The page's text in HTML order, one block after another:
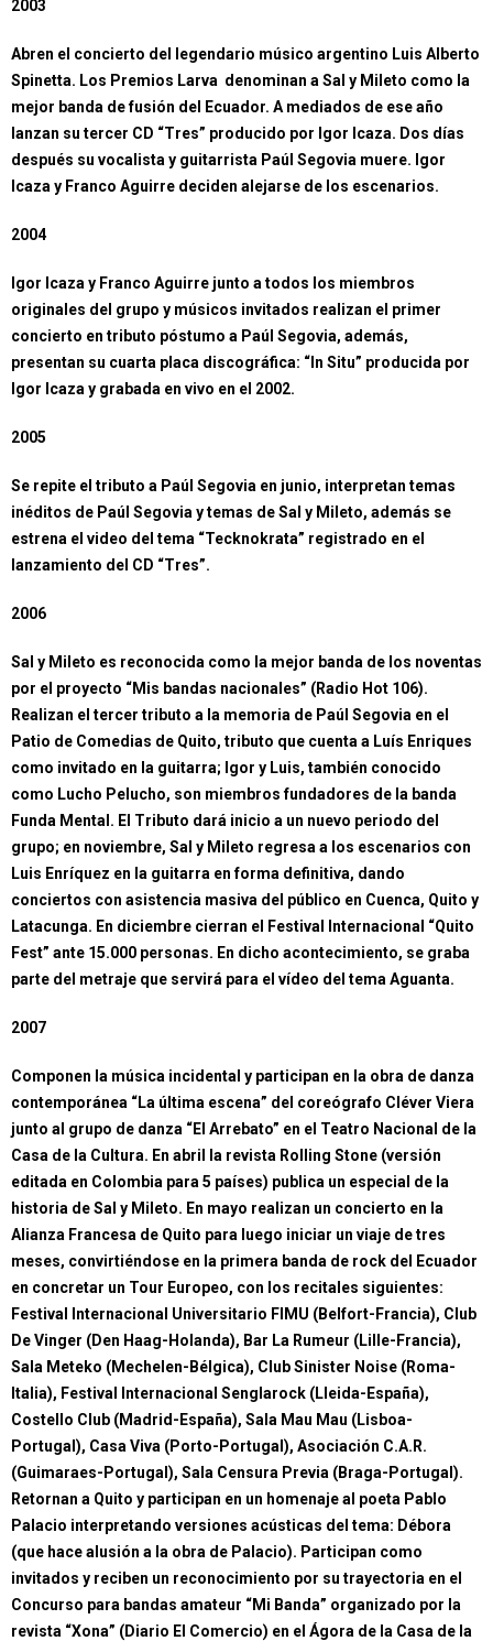
2003
Abren el concierto del legendario músico argentino Luis Alberto
Spinetta. Los Premios Larva denominan a Sal y Mileto como la
mejor banda de fusión del Ecuador. A mediados de ese año
lanzan su tercer CD “Tres” producido por Igor Icaza. Dos días
después su vocalista y guitarrista Paúl Segovia muere. Igor
Icaza y Franco Aguirre deciden alejarse de los escenarios.
2004
Igor Icaza y Franco Aguirre junto a todos los miembros
originales del grupo y músicos invitados realizan el primer
concierto en tributo póstumo a Paúl Segovia, además,
presentan su cuarta placa discográfica: “In Situ” producida por
Igor Icaza y grabada en vivo en el 2002.
2005
Se repite el tributo a Paúl Segovia en junio, interpretan temas
inéditos de Paúl Segovia y temas de Sal y Mileto, además se
estrena el video del tema “Tecknokrata” registrado en el
lanzamiento del CD “Tres”.
2006
Sal y Mileto es reconocida como la mejor banda de los noventas
por el proyecto “Mis bandas nacionales” (Radio Hot 106).
Realizan el tercer tributo a la memoria de Paúl Segovia en el
Patio de Comedias de Quito, tributo que cuenta a Luís Enriques
como invitado en la guitarra; Igor y Luis, también conocido
como Lucho Pelucho, son miembros fundadores de la banda
Funda Mental. El Tributo dará inicio a un nuevo periodo del
grupo; en noviembre, Sal y Mileto regresa a los escenarios con
Luis Enríquez en la guitarra en forma definitiva, dando
conciertos con asistencia masiva del público en Cuenca, Quito y
Latacunga. En diciembre cierran el Festival Internacional “Quito
Fest” ante 15.000 personas. En dicho acontecimiento, se graba
parte del metraje que servirá para el vídeo del tema Aguanta.
2007
Componen la música incidental y participan en la obra de danza
contemporánea “La última escena” del coreógrafo Cléver Viera
junto al grupo de danza “El Arrebato” en el Teatro Nacional de la
Casa de la Cultura. En abril la revista Rolling Stone (versión
editada en Colombia para 5 países) publica un especial de la
historia de Sal y Mileto. En mayo realizan un concierto en la
Alianza Francesa de Quito para luego iniciar un viaje de tres
meses, convirtiéndose en la primera banda de rock del Ecuador
en concretar un Tour Europeo, con los recitales siguientes:
Festival Internacional Universitario FIMU (Belfort-Francia), Club
De Vinger (Den Haag-Holanda), Bar La Rumeur (Lille-Francia),
Sala Meteko (Mechelen-Bélgica), Club Sinister Noise (Roma-
Italia), Festival Internacional Senglarock (Lleida-España),
Costello Club (Madrid-España), Sala Mau Mau (Lisboa-
Portugal), Casa Viva (Porto-Portugal), Asociación C.A.R.
(Guimaraes-Portugal), Sala Censura Previa (Braga-Portugal).
Retornan a Quito y participan en un homenaje al poeta Pablo
Palacio interpretando versiones acústicas del tema: Débora
(que hace alusión a la obra de Palacio). Participan como
invitados y reciben un reconocimiento por su trayectoria en el
Concurso para bandas amateur “Mi Banda” organizado por la
revista “Xona” (Diario El Comercio) en el Ágora de la Casa de la